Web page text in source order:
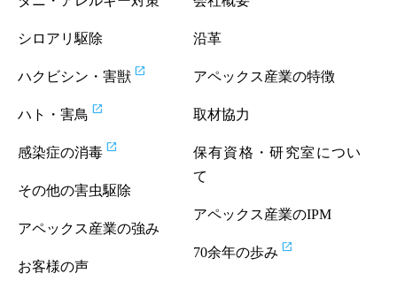
シロアリ駆除
ハクビシン・害獣 open_in_new
ハト・害鳥 open_in_new
感染症の消毒 open_in_new
その他の害虫駆除
アペックス産業の強み
お客様の声
沿革
アペックス産業の特徴
取材協力
保有資格・研究室につい
て
アペックス産業のIPM
70余年の歩み open_in_new